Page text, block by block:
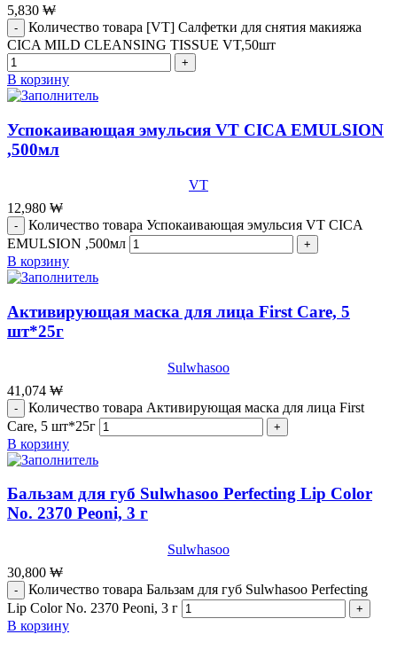
5,830 ₩
Количество товара [VT] Салфетки для снятия макияжа
CICA MILD CLEANSING TISSUE VT,50шт
В корзину
Успокаивающая эмульсия VT CICA EMULSION
,500мл
VT
12,980 ₩
Количество товара Успокаивающая эмульсия VT CICA
EMULSION ,500мл
В корзину
Активирующая маска для лица First Care, 5
шт*25г
Sulwhasoo
41,074 ₩
Количество товара Активирующая маска для лица First
Care, 5 шт*25г
В корзину
Бальзам для губ Sulwhasoo Perfecting Lip Color
No. 2370 Peoni, 3 г
Sulwhasoo
30,800 ₩
Количество товара Бальзам для губ Sulwhasoo Perfecting
Lip Color No. 2370 Peoni, 3 г
В корзину